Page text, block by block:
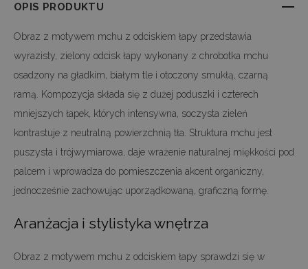
OPIS PRODUKTU
Obraz z motywem mchu z odciskiem łapy przedstawia
wyrazisty, zielony odcisk łapy wykonany z chrobotka mchu
osadzony na gładkim, białym tle i otoczony smukłą, czarną
ramą. Kompozycja składa się z dużej poduszki i czterech
mniejszych łapek, których intensywna, soczysta zieleń
kontrastuje z neutralną powierzchnią tła. Struktura mchu jest
puszysta i trójwymiarowa, daje wrażenie naturalnej miękkości pod
palcem i wprowadza do pomieszczenia akcent organiczny,
jednocześnie zachowując uporządkowaną, graficzną formę.
Aranżacja i stylistyka wnętrza
Obraz z motywem mchu z odciskiem łapy sprawdzi się w